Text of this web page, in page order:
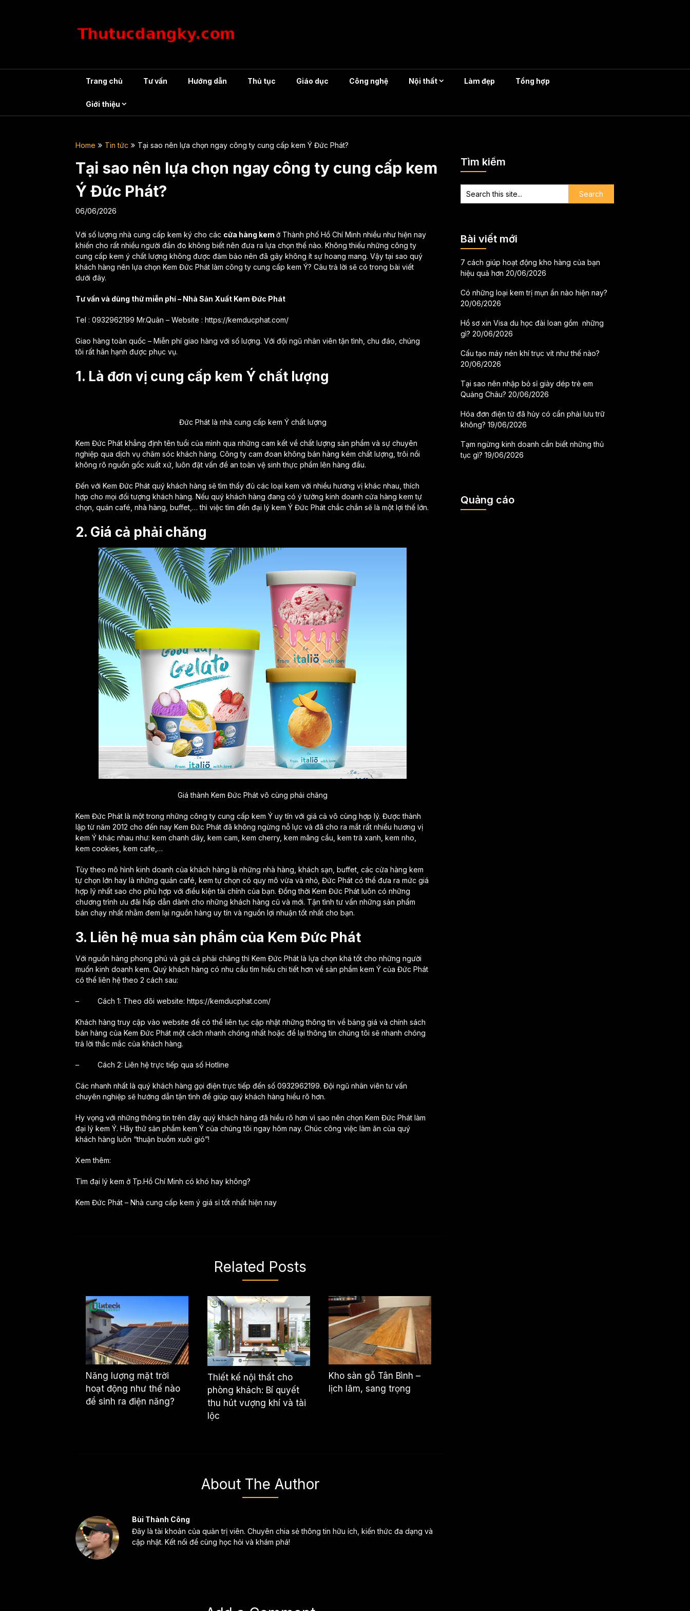
Trang chủ Tư vấn Hướng dẫn Thủ tục Giáo dục Công nghệ Nội thất Làm đẹp Tổng hợp
Giới thiệu
Home Tin tức Tại sao nên lựa chọn ngay công ty cung cấp kem Ý Đức Phát?
Tại sao nên lựa chọn ngay công ty cung cấp kem
Ý Đức Phát?
06/06/2026
Với số lượng nhà cung cấp kem ký cho các cửa hàng kem ở Thành phố Hồ Chí Minh nhiều như hiện nay
khiến cho rất nhiều người đắn đo không biết nên đưa ra lựa chọn thế nào. Không thiếu những công ty
cung cấp kem ý chất lượng không được đảm bảo nên đã gây không ít sự hoang mang. Vậy tại sao quý
khách hàng nên lựa chọn Kem Đức Phát làm công ty cung cấp kem Ý? Câu trả lời sẽ có trong bài viết
dưới đây.
Tư vấn và dùng thử miễn phí – Nhà Sản Xuất Kem Đức Phát
Tel : 0932962199 Mr.Quân – Website : https://kemducphat.com/
Giao hàng toàn quốc – Miễn phí giao hàng với số lượng. Với đội ngũ nhân viên tận tình, chu đáo, chúng
tôi rất hân hạnh được phục vụ.
1. Là đơn vị cung cấp kem Ý chất lượng
Đức Phát là nhà cung cấp kem Ý chất lượng
Kem Đức Phát khẳng định tên tuổi của mình qua những cam kết về chất lượng sản phẩm và sự chuyên
nghiệp qua dịch vụ chăm sóc khách hàng. Công ty cam đoan không bán hàng kém chất lượng, trôi nổi
không rõ nguồn gốc xuất xứ, luôn đặt vấn đề an toàn vệ sinh thực phẩm lên hàng đầu.
Đến với Kem Đức Phát quý khách hàng sẽ tìm thấy đủ các loại kem với nhiều hương vị khác nhau, thích
hợp cho mọi đối tượng khách hàng. Nếu quý khách hàng đang có ý tưởng kinh doanh cửa hàng kem tự
chọn, quán café, nhà hàng, buffet,… thì việc tìm đến đại lý kem Ý Đức Phát chắc chắn sẽ là một lợi thế lớn.
2. Giá cả phải chăng
Giá thành Kem Đức Phát vô cùng phải chăng
Kem Đức Phát là một trong những công ty cung cấp kem Ý uy tín với giá cả vô cùng hợp lý. Được thành
lập từ năm 2012 cho đến nay Kem Đức Phát đã không ngừng nỗ lực và đã cho ra mắt rất nhiều hương vị
kem Ý khác nhau như: kem chanh dây, kem cam, kem cherry, kem mãng cầu, kem trà xanh, kem nho,
kem cookies, kem cafe,…
Tùy theo mô hình kinh doanh của khách hàng là những nhà hàng, khách sạn, buffet, các cửa hàng kem
tự chọn lớn hay là những quán café, kem tự chọn có quy mô vừa và nhỏ, Đức Phát có thể đưa ra mức giá
hợp lý nhất sao cho phù hợp với điều kiện tài chính của bạn. Đồng thời Kem Đức Phát luôn có những
chương trình ưu đãi hấp dẫn dành cho những khách hàng cũ và mới. Tận tình tư vấn những sản phẩm
bán chạy nhất nhằm đem lại nguồn hàng uy tín và nguồn lợi nhuận tốt nhất cho bạn.
3. Liên hệ mua sản phẩm của Kem Đức Phát
Với nguồn hàng phong phú và giá cả phải chăng thì Kem Đức Phát là lựa chọn khá tốt cho những người
muốn kinh doanh kem. Quý khách hàng có nhu cầu tìm hiểu chi tiết hơn về sản phẩm kem Ý của Đức Phát
có thể liên hệ theo 2 cách sau:
– Cách 1: Theo dõi website: https://kemducphat.com/
Khách hàng truy cập vào website để có thể liên tục cập nhật những thông tin về bảng giá và chính sách
bán hàng của Kem Đức Phát một cách nhanh chóng nhất hoặc để lại thông tin chúng tôi sẽ nhanh chóng
trả lời thắc mắc của khách hàng.
– Cách 2: Liên hệ trực tiếp qua số Hotline
Các nhanh nhất là quý khách hàng gọi điện trực tiếp đến số 0932962199. Đội ngũ nhân viên tư vấn
chuyên nghiệp sẽ hướng dẫn tận tình để giúp quý khách hàng hiểu rõ hơn.
Hy vọng với những thông tin trên đây quý khách hàng đã hiểu rõ hơn vì sao nên chọn Kem Đức Phát làm
đại lý kem Ý. Hãy thử sản phẩm kem Ý của chúng tôi ngay hôm nay. Chúc công việc làm ăn của quý
khách hàng luôn “thuận buồm xuôi gió”!
Xem thêm:
Tìm đại lý kem ở Tp.Hồ Chí Minh có khó hay không?
Kem Đức Phát – Nhà cung cấp kem ý giá sỉ tốt nhất hiện nay
Related Posts
Năng lượng mặt trời
hoạt động như thế nào
để sinh ra điện năng?
Thiết kế nội thất cho
phòng khách: Bí quyết
thu hút vượng khí và tài
lộc
Kho sàn gỗ Tân Bình –
lịch lãm, sang trọng
About The Author
Bùi Thành Công
Đây là tài khoản của quản trị viên. Chuyên chia sẻ thông tin hữu ích, kiến thức đa dạng và
cập nhật. Kết nối để cùng học hỏi và khám phá!
Tìm kiếm
Bài viết mới
7 cách giúp hoạt động kho hàng của bạn
hiệu quả hơn 20/06/2026
Có những loại kem trị mụn ẩn nào hiện nay?
20/06/2026
Hồ sơ xin Visa du học đài loan gồm những
gì? 20/06/2026
Cấu tạo máy nén khí trục vít như thế nào?
20/06/2026
Tại sao nên nhập bỏ sỉ giày dép trẻ em
Quảng Châu? 20/06/2026
Hóa đơn điện tử đã hủy có cần phải lưu trữ
không? 19/06/2026
Tạm ngừng kinh doanh cần biết những thủ
tục gì? 19/06/2026
Quảng cáo